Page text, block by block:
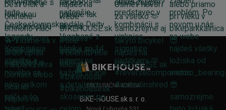
FAKTURAČNÁ ADRESA
BIKE-HOUSE.sk s. r. o.